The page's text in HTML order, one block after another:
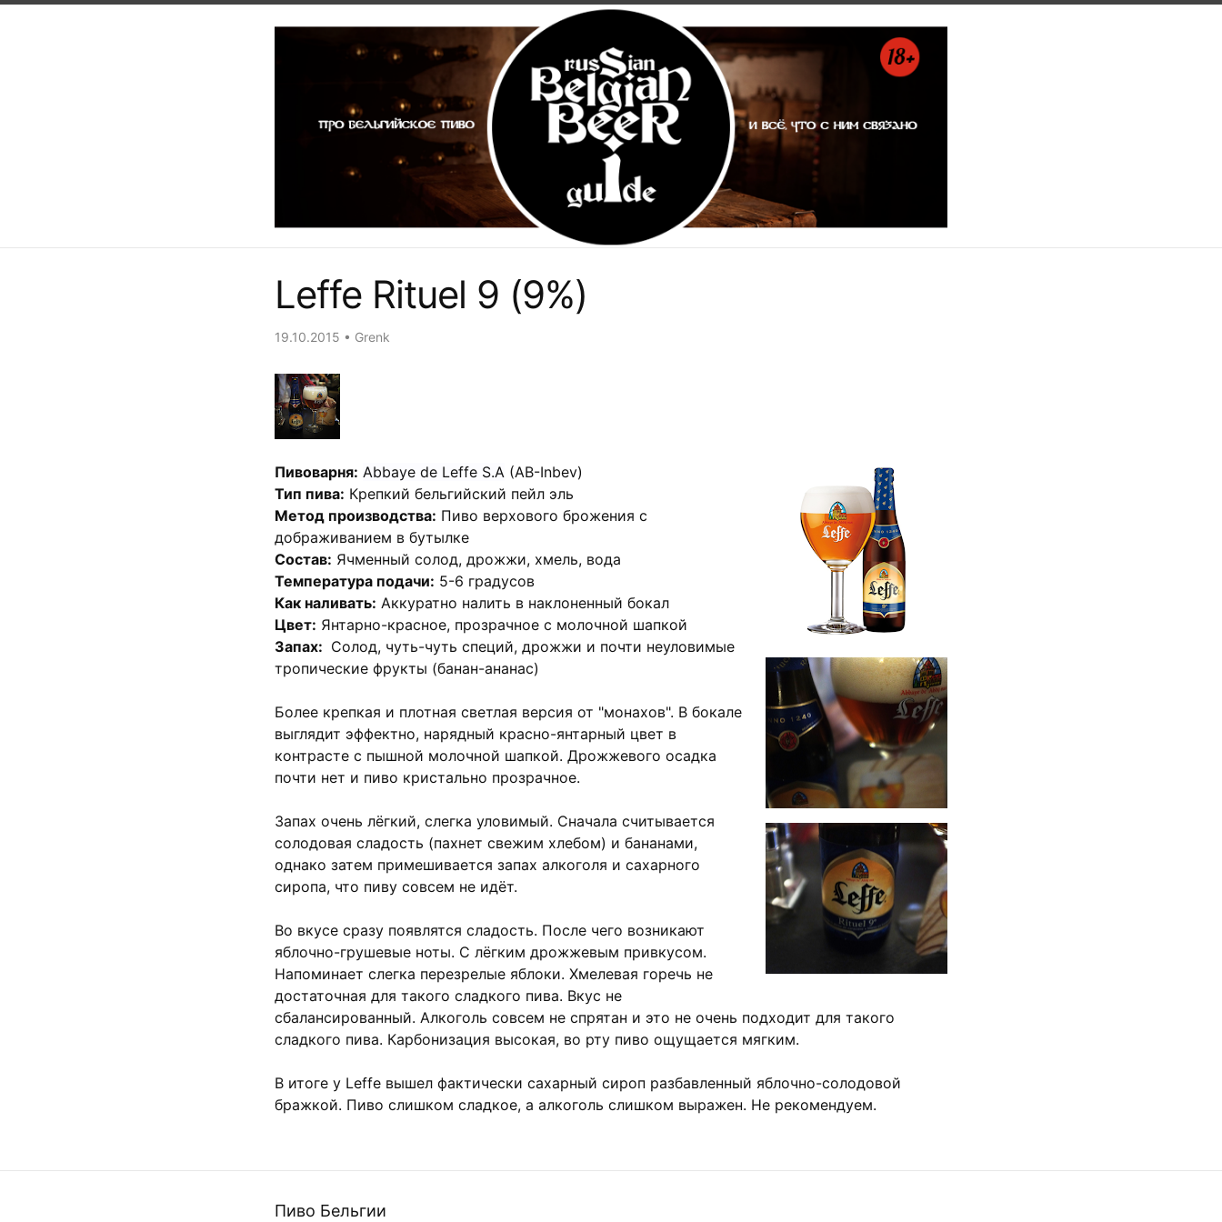
Leffe Rituel 9 (9%)
19.10.2015 • Grenk
Пивоварня: Abbaye de Leffe S.A (AB-Inbev)
Тип пива: Крепкий бельгийский пейл эль
Метод производства: Пиво верхового брожения с
дображиванием в бутылке
Состав: Ячменный солод, дрожжи, хмель, вода
Температура подачи: 5-6 градусов
Как наливать: Аккуратно налить в наклоненный бокал
Цвет: Янтарно-красное, прозрачное с молочной шапкой
Запах: Солод, чуть-чуть специй, дрожжи и почти неуловимые
тропические фрукты (банан-ананас)
Более крепкая и плотная светлая версия от "монахов". В бокале
выглядит эффектно, нарядный красно-янтарный цвет в
контрасте с пышной молочной шапкой. Дрожжевого осадка
почти нет и пиво кристально прозрачное.
Запах очень лёгкий, слегка уловимый. Сначала считывается
солодовая сладость (пахнет свежим хлебом) и бананами,
однако затем примешивается запах алкоголя и сахарного
сиропа, что пиву совсем не идёт.
Во вкусе сразу появлятся сладость. После чего возникают
яблочно-грушевые ноты. С лёгким дрожжевым привкусом.
Напоминает слегка перезрелые яблоки. Хмелевая горечь не
достаточная для такого сладкого пива. Вкус не
сбалансированный. Алкоголь совсем не спрятан и это не очень подходит для такого
сладкого пива. Карбонизация высокая, во рту пиво ощущается мягким.
В итоге у Leffe вышел фактически сахарный сироп разбавленный яблочно-солодовой
бражкой. Пиво слишком сладкое, а алкоголь слишком выражен. Не рекомендуем.
Пиво Бельгии